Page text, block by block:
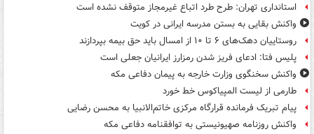
استانداری تهران: طرح طرد اتباع غیرمجاز متوقف نشده است
واکنش بقایی به بستن مدرسه ایرانی در کویت
روستاییان دهک‌های ۶ تا ۱۰ از امسال باید حق بیمه بپردازند
پلیس فتا: ادعای فریز شدن رمزارز ایرانیان جعلی است
واکنش سخنگوی وزارت خارجه به پیمان دفاعی مکه
طارمی از لیست المپیاکوس خط خورد
پیام تبریک فرمانده قرارگاه مرکزی خاتم‌الانبیا به محسن رضایی
واکنش روزنامه صهیونیستی به توافقنامه دفاعی مکه